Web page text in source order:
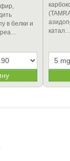
в белки и
реа…
катал…